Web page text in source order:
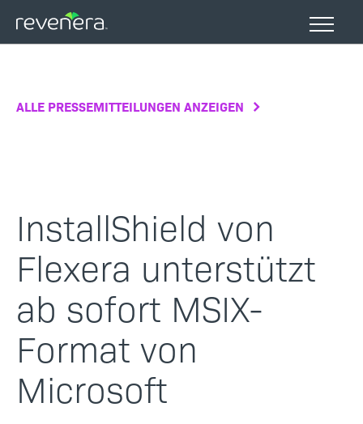
zum
Inhalt
ALLE PRESSEMITTEILUNGEN ANZEIGEN
InstallShield von
Flexera unterstützt
ab sofort MSIX-
Format von
Microsoft